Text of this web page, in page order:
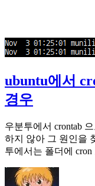
ubuntu에서
경우
우분투에서 crontab
하지 않아 그 원인을
투에서는 폴더에